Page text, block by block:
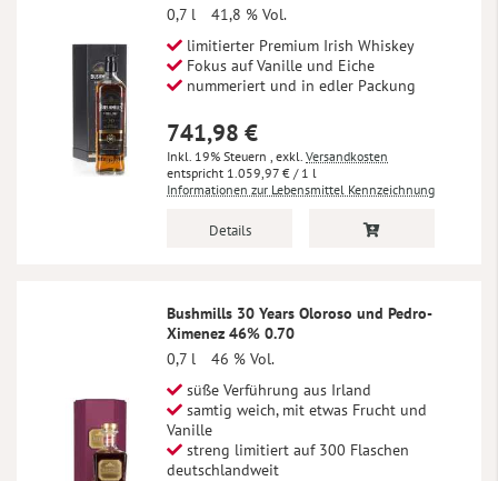
0,7 l
41,8 % Vol.
limitierter Premium Irish Whiskey
Fokus auf Vanille und Eiche
nummeriert und in edler Packung
741,98 €
Inkl. 19% Steuern exkl. Versandkosten
1.059,97 € / 1 l
Informationen zur Lebensmittel Kennzeichnung
Details
Bushmills 30 Years Oloroso und Pedro-
Ximenez 46% 0.70
0,7 l
46 % Vol.
süße Verführung aus Irland
samtig weich, mit etwas Frucht und
Vanille
streng limitiert auf 300 Flaschen
deutschlandweit